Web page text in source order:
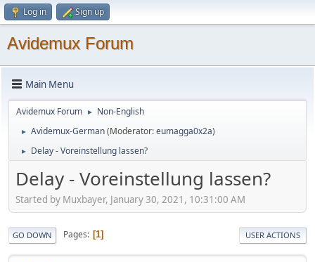
Log in Sign up
Avidemux Forum
Main Menu
Avidemux Forum ► Non-English
► Avidemux-German(Moderator:eumagga0x2a)
► Delay - Voreinstellung lassen?
Delay - Voreinstellung lassen?
Started by Muxbayer, January 30, 2021, 10:31:00 AM
GO DOWN Pages 1 USER ACTIONS